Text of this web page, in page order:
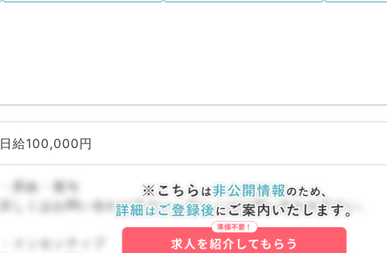
日給100,000円
・昇給・賞与
詳しくはお問い合わせ下さい。詳しくはお問い合わせ下さい。
・インセンティブ